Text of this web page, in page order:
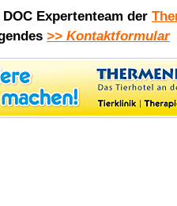
Expertenteam der
>> Kontaktformular